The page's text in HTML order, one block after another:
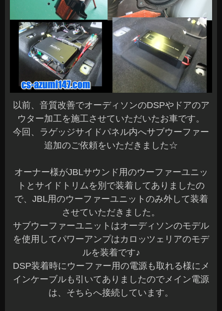
以前、音質改善でオーディソンのDSPやドアのア
ウター加工を施工させていただいたお車です。
今回、ラゲッジサイドパネル内へサブウーファー
追加のご依頼をいただきました☆
オーナー様がJBLサウンド用のウーファーユニッ
トとサイドトリムを別で装着してありましたの
で、JBL用のウーファーユニットのみ外して装着
させていただきました。
サブウーファーユニットはオーディソンのモデル
を使用してパワーアンプはカロッツェリアのモデ
ルを装着です♪
DSP装着時にウーファー用の電源も取れる様にメ
インケーブルも引いてありましたのでメイン電源
は、そちらへ接続しています。